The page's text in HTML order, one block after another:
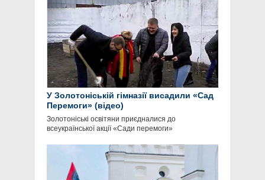
У Золотоніській гімназії висадили «Сад
Перемоги» (відео)
Золотоніські освітяни приєдналися до
всеукраїнської акції «Сади перемоги»